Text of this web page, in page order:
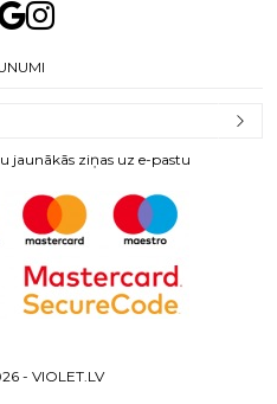
jaunākās ziņas uz e-pastu
- VIOLET.LV